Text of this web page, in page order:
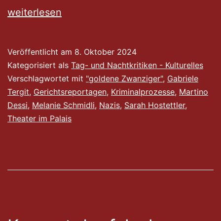
Theater
weiterlesen
Veröffentlicht am 8. Oktober 2024
Kategorisiert als Tag- und Nachtkritiken - Kulturelles
Verschlagwortet mit "goldene Zwanziger", Gabriele
Tergit, Gerichtsreportagen, Kriminalprozesse, Martino
Dessi, Melanie Schmidli, Nazis, Sarah Hostettler,
Theater im Palais